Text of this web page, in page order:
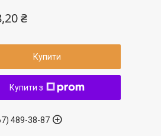
₴
Купити
Купити з
489-38-87